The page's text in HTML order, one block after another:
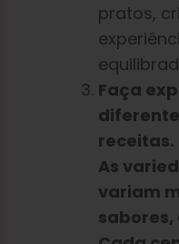
pratos,
Faça
receitas.
As
variam